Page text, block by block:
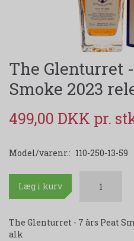
The Glenturret
Smoke 2023
499,00 DKK
Model/varenr.: 110-250-13-59
Læg i kurv
The Glenturret - 7 års Peat
alk